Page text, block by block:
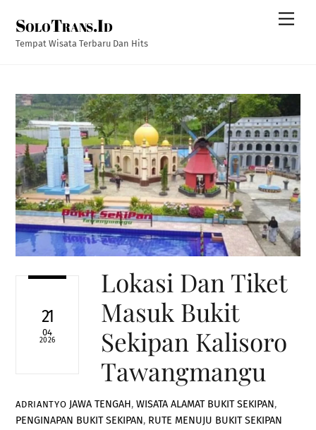
content
SoloTrans.Id
Tempat Wisata Terbaru Dan Hits
21
04
2026
Lokasi Dan Tiket
Masuk Bukit
Sekipan Kalisoro
Tawangmangu
ADRIANTYO JAWA TENGAH,WISATA ALAMAT BUKIT SEKIPAN,
PENGINAPAN BUKIT SEKIPAN, RUTE MENUJU BUKIT SEKIPAN